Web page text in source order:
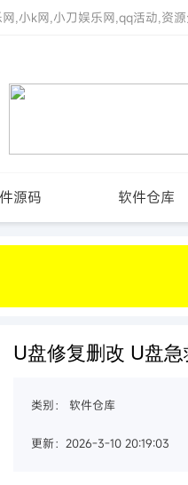
,小k网,小刀娱乐网,qq活动,资
源码 软件仓库
U盘修复删改 U盘
类别： 软件仓库
更新：2026-3-10 20:19:03